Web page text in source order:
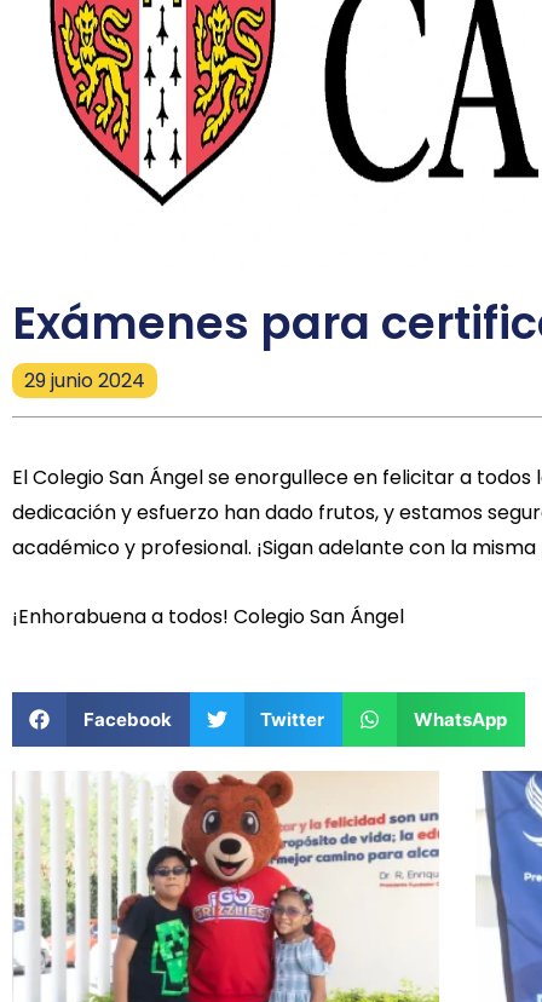
Exámenes para
29 junio 2024
El Colegio San Ángel se enorgullece en felicitar a
dedicación y esfuerzo han dado frutos, y estamos
académico y profesional. ¡Sigan adelante con la
¡Enhorabuena a todos! Colegio San Ángel
Facebook Twitter WhatsApp